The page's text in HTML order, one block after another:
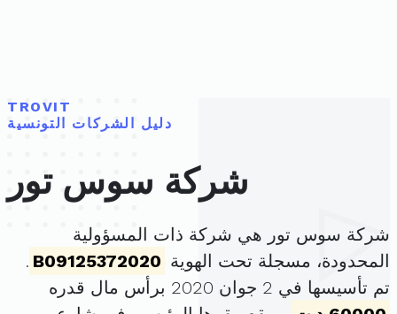
TROVIT
دليل الشركات التونسية
شركة سوس تور
شركة سوس تور هي شركة ذات المسؤولية
المحدودة، مسجلة تحت الهوية B09125372020
.
تم تأسيسها في 2 جوان 2020 برأس مال قدره